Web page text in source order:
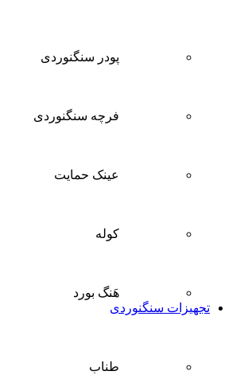
پودر سنگنوردی
فرچه سنگنوردی
عینک حمایت
کوله
هَنگ بورد
تجهیزات سنگنوردی
طناب